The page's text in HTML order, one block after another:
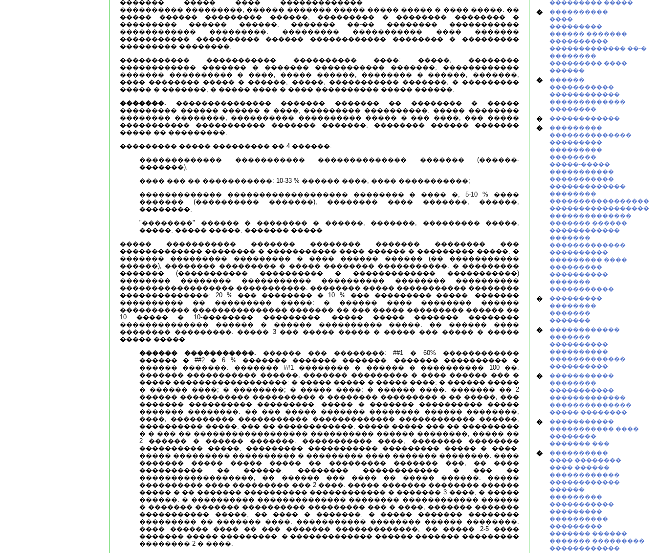
������� ����� ���� �������������
���������� ���������, ������ ������� ����� ����� ����� � ���� �����. ��
����� ������ ��������� ������, ��������� � �������� �������� �
��������� ������ ������, ������� ��-�� �������� �����������
������������ ���������. ��������� ����������� ���� �������
����������� ���������� ������ ������������ �������� � ���������
��������� ��������.
����������� ����������� ���������� ����: �����, ��������
������������ ������� � ������� ����������� �������, ������������
������� ���������� � ����, ����� ������, �������� � ������, �������,
���� �������� ����� � ������, �����, ����������� �������, � ���������
����� � �������, � ����� ���� � ���� ���������� ����� ������.
�������. ��������������� ������� ������� �� �������� � �����
��������� ������ ������ � ����, ��������� ����������. ����� ��������
�������� ��������, ���������� ���������� ����� � ��� ����, ��� �����
����������� ����������� ������� �������; �������� ������ �������
����� �� ���������.
��������� ����� ��������� �� 4 ������:
������������� ����������� �������������� ������� (������-
�������);
���� ��� �� �����������: 10-33 % ������ ����, ���� �����������;
������������� ������������������� �������� � ���� �, 5-10 % ����
������� (���������� �������), �������� ���� �������, ������,
��������;
"��������" ������ � �������� � ������, �������, ��������� �����,
�����, ����� �����, ������� �����.
����� ����������� ������� �������� ������� �������� ���
������������� �������� � ����������� ���� ������ � ��������� �����, �
������� ��������� ��������� � ���� ������ ������ (�� �����������
������), �������� ��������� � ����� �������� �����������. � ���������
������� (����������� ���������� � ������������� �����������)
�������� �������� ����������� ���������� �������� ����������
������������������ �����������. �������� ����� ����������� ��������
��������������: 20 % ��� �������� � 10 % ��� ��������� �����. �������
���������� �� ��������� �����: � ������ ���� �������� ������
����������� ��������������� ������� �� ��� ����� ��������� ������ ��
10 ����� � 10-�������� ���������. ����� ����� ������� ��������
�������������� ������ � ������ ���������� �����. �� ������ ����
�������� ���������. ����� 3 ��� ����� ����� � ����� ��� ����� � �����
����� �����.
������ �����������. ������ ��� ��������: ##1 � 60% ������������
������ � ##2 � 6 % ������� ������� �������. ������� ���������� �
������ �������. ������� ##1 �������� � ������ � ���������� 100 ��.
������� ����������� ������, ������� ��������� � ���� ������ ��� �
����� ������������������: � ����� ����� � ����� ����; � ������ �����
� ������ ����; � ��������; � ����� ����; � ������ ����. ������� �� 2
������ ����������� ���������� � �������� ��������� � �� �����, ���
������� ���������� ���������. ����� � ������� ���������� �����
������� ��������. �� ��� ����� ������� �������� ������ ��������,
����, ���������� ����������� ������������� ������������ ������,
���������� �����, ��� �� ������������, ����� ����� ��� �� ���������
� � ��� �� ������������������ ���������� ������ ��������, ����� ��
2 ������ � ������ �������. ����������� ����, �������� ��������
���������� �����, ��������� ����������� ��������� ����� � ����.
����� ��������� ���������� � ��������� ���� ������� ��������. ����
������� ����� ����� ����� �� ��������� ������� ���, �� ����
���������� �� ������. �������� ������������ � ��� ��
������������������, �� ������ ��� ���� �� ����� ������. �����
���������� ���� ��������� ��� 2 ����. ����� ������� �������� ������
����� � �� ������� ���������� ������������ � ������� 3 ����, � �����
������. � ���������� �������������� �������� ������������ ������
� ������� ������� ���������� ��������� ��� � ����, ������� �������
����������� �����, �� ���� � �������. � ����� ������� ��������
��������� �� ������� ����. ����������� �������� ������ ��������.
���� ������ ���� �� ��� ������� �������������, �� ����� 2-5 ����
������� ����� ���������. � ������������� ������ ������� ���������
�������� 2-� ����.
��������� �����
�
����������
����
���������
������ �������
����������
������������� ��-�
��������
��������� ����
������
�
������
�����������
������������
�������������
��������
� ������������
�
���������
��������������
���������
���������
��������
�����-�����
�����������
�����������
�������������
��������
�����������������
�����������������
��������������
������� ������
������������
�������
�������������
����������
��������� ����
���������
����������
�������
�����������
�
���������
��������
�������
�������
�
������������
�������
����������
����������
�������������
����������
�
�����������
��������
�����������
�������������
��������������
����� ��������
�
�����������
����������� ����
��������
������� ���
�
����������
���� ��������
���� ������
������������
������������
������
���������-
�����������
���������
����������
���������
������� ������
������� ���������
������������